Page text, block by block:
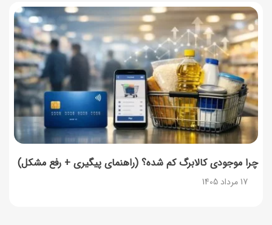
چرا موجودی کالابرگ کم شده؟ (راهنمای پیگیری + رفع مشکل)
17 مرداد 1405